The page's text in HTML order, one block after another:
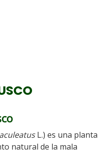
L.) es una planta
natural de la mala